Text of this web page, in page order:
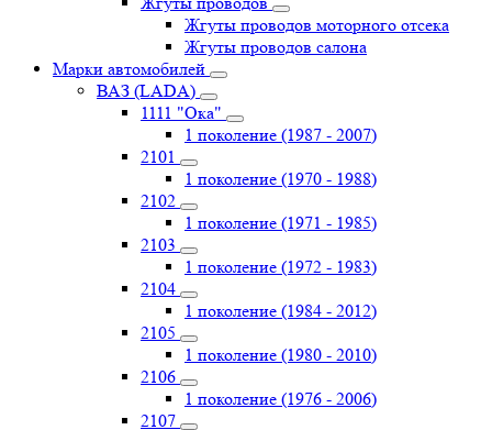
Жгуты проводов моторного отсека
Жгуты проводов салона
Марки автомобилей
ВАЗ (LADA)
1111 "Ока"
1 поколение (1987 - 2007)
2101
1 поколение (1970 - 1988)
2102
1 поколение (1971 - 1985)
2103
1 поколение (1972 - 1983)
2104
1 поколение (1984 - 2012)
2105
1 поколение (1980 - 2010)
2106
1 поколение (1976 - 2006)
2107